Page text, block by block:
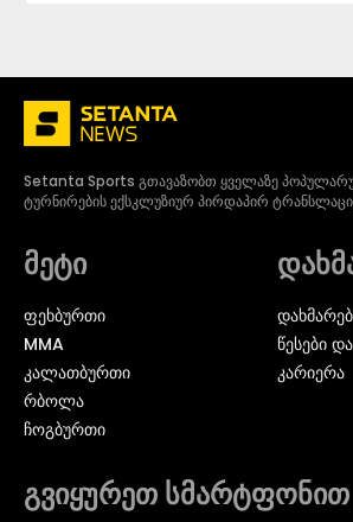
Setanta Sports გთავაზობთ ყველაზე
ტურნირების ექსკლუზიურ პირდაპირ
მეტი
ᲤᲔᲮᲑᲣᲠᲗᲘ
MMA
ᲙᲐᲚᲐᲗᲑᲣᲠᲗᲘ
ᲠᲑᲝᲚᲐ
ᲩᲝᲒᲑᲣᲠᲗᲘ
წესები
კარიერა
გვიყურეთ სმარტფონით